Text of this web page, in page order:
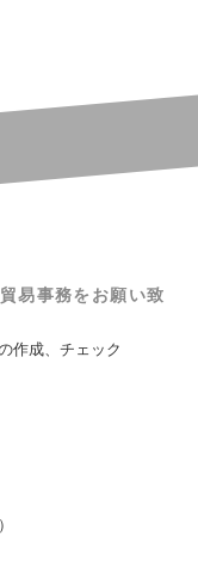
易事務をお願い致
作成、チェック